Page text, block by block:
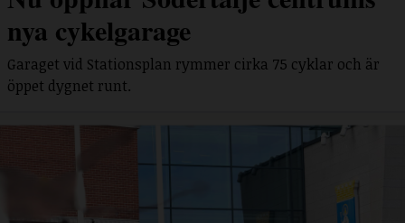
nya cykelgarage
Garaget vid Stationsplan rymmer cirka 75 cyklar och är
öppet dygnet runt.